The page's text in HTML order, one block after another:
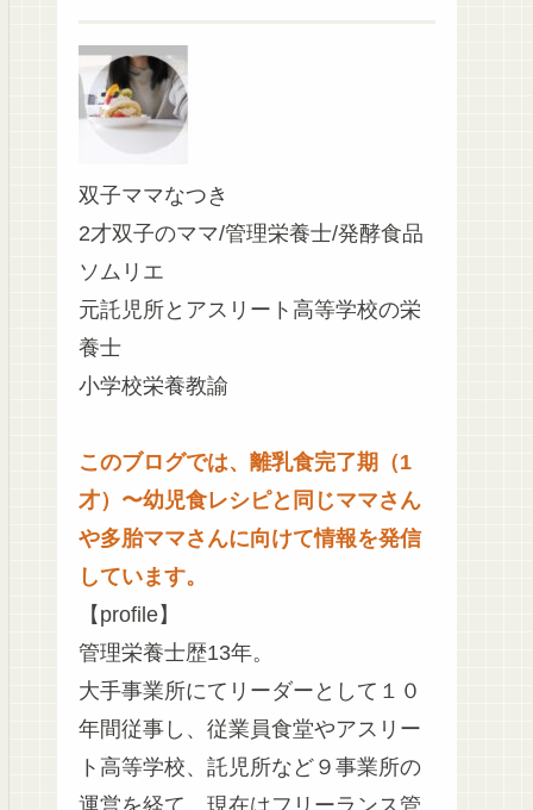
双子ママなつき
2才双子のママ/管理栄養士/発酵食品
ソムリエ
元託児所とアスリート高等学校の栄
養士
小学校栄養教諭
このブログでは、離乳食完了期（1
才）〜幼児食レシピと同じママさん
や多胎ママさんに向けて情報を発信
しています。
【profile】
管理栄養士歴13年。
大手事業所にてリーダーとして１０
年間従事し、従業員食堂やアスリー
ト高等学校、託児所など９事業所の